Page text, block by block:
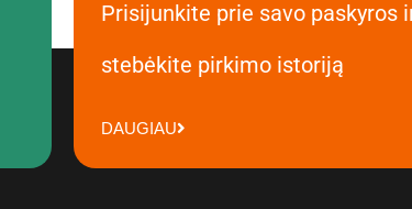
Prisijunkite prie savo paskyros
stebėkite pirkimo istoriją
DAUGIAU